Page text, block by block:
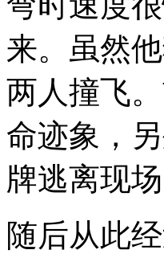
来。虽然
两人撞飞
命迹象，
牌逃离现场
随后从此